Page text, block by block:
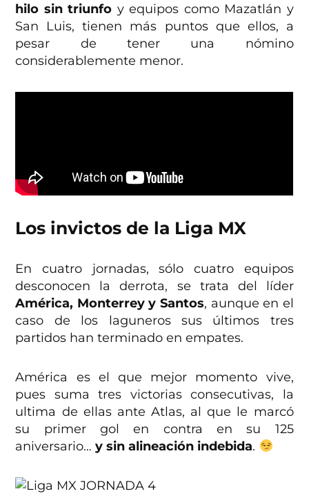
hilo sin triunfo y equipos como Mazatlán y
San Luis, tienen más puntos que ellos, a
pesar de tener una nómino
considerablemente menor.
Los invictos de la Liga MX
En cuatro jornadas, sólo cuatro equipos
desconocen la derrota, se trata del líder
América, Monterrey y Santos, aunque en el
caso de los laguneros sus últimos tres
partidos han terminado en empates.
América es el que mejor momento vive,
pues suma tres victorias consecutivas, la
ultima de ellas ante Atlas, al que le marcó
su primer gol en contra en su 125
aniversario…y sin alineación indebida.